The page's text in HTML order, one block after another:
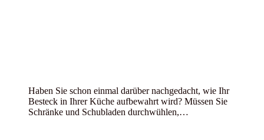
Haben Sie schon einmal darüber nachgedacht, wie Ihr
Besteck in Ihrer Küche aufbewahrt wird? Müssen Sie
Schränke und Schubladen durchwühlen,…